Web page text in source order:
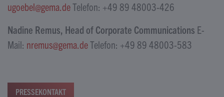
ugoebel@gema.deTelefon: +49 89 48003-426
Nadine Remus, Head of Corporate Communications E-
Mail: nremus@gema.deTelefon: +49 89 48003-583
PRESSEKONTAKT